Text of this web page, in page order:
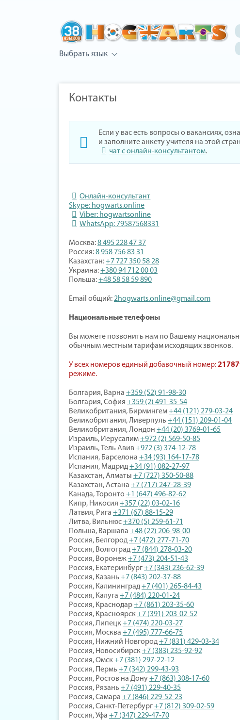
Выбрать язык
Контакты
Если у вас есть вопросы о вакансиях,
и заполните анкету учителя на этой
чат с онлайн-консультантом.
Онлайн-консультант
Skype: hogwarts.online
Viber: hogwartsonline
WhatsApp: 79587568331
Москва:8 495 228 47 37
Россия:8 958 756 83 31
Казахстан:+7 727 350 58 28
Украина:+380 94 712 00 03
Польша:+48 58 58 59 890
Email общий:2hogwarts.online@gmail.com
Национальные телефоны
Вы можете позвонить нам по Вашему
обычным местным тарифам исходящих звонков.
У всех номеров единый добавочный номер:
режиме.
Болгария, Варна +359 (52) 91-98-30
Болгария, София +359 (2) 491-35-54
Великобритания, Бирмингем+44 (121) 279-03-24
Великобритания, Ливерпуль+44 (151) 209-01-04
Великобритания, Лондон +44 (20) 3769-01-65
Израиль, Иерусалим+972 (2) 569-50-85
Израиль, Тель Авив+972 (3) 374-12-78
Испания, Барселона +34 (93) 164-17-78
Испания, Мадрид+34 (91) 082-27-97
Казахстан, Алматы +7 (727) 350-50-88
Казахстан, Астана +7 (717) 247-28-39
Канада, Торонто +1 (647) 496-82-62
Кипр, Никосия +357 (22) 03-02-16
Латвия, Рига +371 (67) 88-15-29
Литва, Вильнюс+370 (5) 259-61-71
Польша, Варшава +48 (22) 206-98-00
Россия, Белгород+7 (472) 277-71-70
Россия, Волгоград+7 (844) 278-03-20
Россия, Воронеж+7 (473) 204-51-43
Россия, Екатеринбург+7 (343) 236-62-39
Россия, Казань+7 (843) 202-37-88
Россия, Калининград+7 (401) 265-84-43
Россия, Калуга +7 (484) 220-01-24
Россия, Краснодар+7 (861) 203-35-60
Россия, Красноярск+7 (391) 203-02-52
Россия, Липецк+7 (474) 220-03-27
Россия, Москва +7 (495) 777-66-75
Россия, Нижний Новгород+7 (831) 429-03-34
Россия, Новосибирск+7 (383) 235-92-92
Россия, Омск+7 (381) 297-22-12
Россия, Пермь+7 (342) 299-43-93
Россия, Ростов на Дону+7 (863) 308-17-60
Россия, Рязань+7 (491) 229-40-35
Россия, Самара +7 (846) 229-52-23
Россия, Санкт-Петербург+7 (812) 309-02-59
Россия, Уфа +7 (347) 229-47-70